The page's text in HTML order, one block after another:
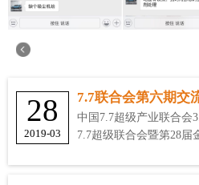
28
2019-03
7.7联合会第六期交
中国7.7超级产业联合会
7.7超级联合会暨第28届